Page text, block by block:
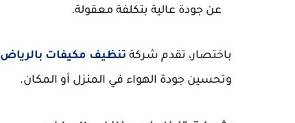
عن جودة عالية بتكلفة معقولة.
باختصار، تقدم شركة تنظيف مكيفات بالرياض
وتحسين جودة الهواء في المنزل أو المكان.